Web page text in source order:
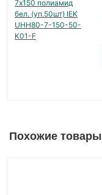
Похожие товары